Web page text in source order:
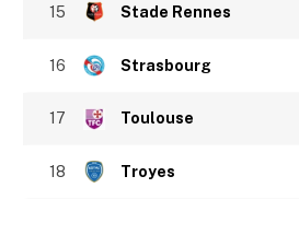
15 Stade Rennes
16 Strasbourg
17 Toulouse
18 Troyes